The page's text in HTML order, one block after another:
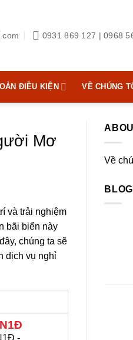
0931 869 127 | 0968
ĐIỀU KIỆN VỀ CHÚNG
Mơ
và trải nghiệm
bãi biển này
chúng ta sẽ
dịch vụ nghỉ
Về